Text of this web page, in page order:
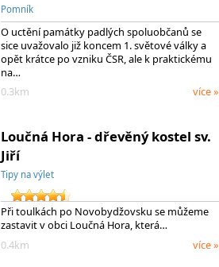
Pomník
O uctění památky padlých spoluobčanů se
sice uvažovalo již koncem 1. světové války a
opět krátce po vzniku ČSR, ale k praktickému
na…
0.3km
více »
Loučná Hora - dřevěný kostel sv.
Jiří
Tipy na výlet
Při toulkách po Novobydžovsku se můžeme
zastavit v obci Loučná Hora, která…
0.4km
více »